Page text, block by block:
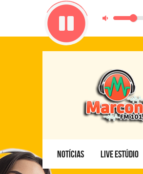
NOTÍCIAS LIVE ESTÚDIO